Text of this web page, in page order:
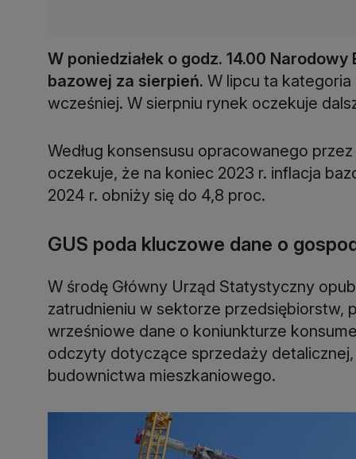
W poniedziałek o godz. 14.00
bazowej za sierpień. W lipcu ta kategoria
wcześniej. W sierpniu rynek oczekuje
Według konsensusu opracowanego
oczekuje, że na koniec 2023 r. inflacja
2024 r. obniży się do 4,8 proc.
GUS poda kluczowe dane o
W środę Główny Urząd Statystyczny
zatrudnieniu w sektorze przedsiębiorstw,
wrześniowe dane o koniunkturze
odczyty dotyczące sprzedaży
budownictwa mieszkaniowego.